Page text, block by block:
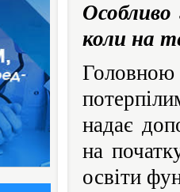
коли на
надає
на
освіти